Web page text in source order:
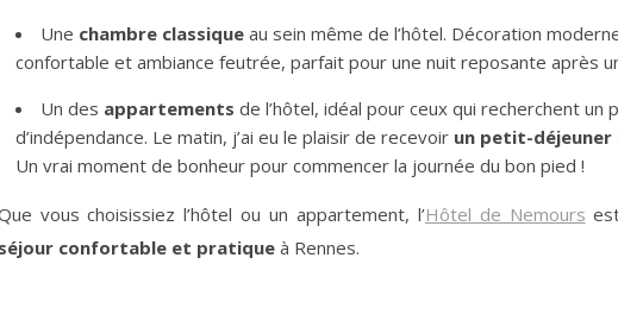
Une chambre classiqueau sein même de l’hôtel. Décoration
confortable et ambiance feutrée, parfait pour une nuit reposante après
Un des appartements de l’hôtel, idéal pour ceux qui recherchent un
d’indépendance. Le matin, j’ai eu le plaisir de recevoir un petit-déjeuner
Un vrai moment de bonheur pour commencer la journée du bon pied !
vous choisissiez l’hôtel ou un appartement, l’Hôtel de Nemours
séjour confortable et pratiqueà Rennes.